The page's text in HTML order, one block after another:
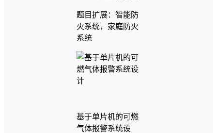
题目扩展：智能防
火系统，家庭防火
系统
基于单片机的可燃
气体报警系统设